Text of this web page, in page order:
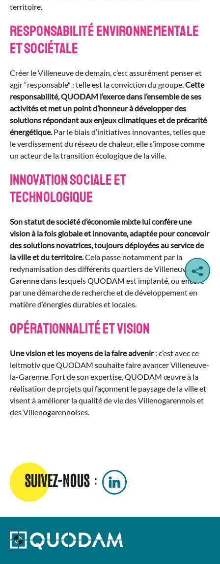
territoire.
Responsabilité environnementale
et sociétale
Créer le Villeneuve de demain, c’est assurément penser et
agir “responsable” : telle est la conviction du groupe.Cette
responsabilité, QUODAM l’exerce dans l’ensemble de ses
activités et met un point d’honneur à développer des
solutions répondant aux enjeux climatiques et de précarité
énergétique.Par le biais d’initiatives innovantes, telles que
le verdissement du réseau de chaleur, elle s’impose comme
un acteur de la transition écologique de la ville.
Innovation sociale et
technologique
Son statut de société d’économie mixte lui confère une
vision à la fois globale et innovante, adaptée pour concevoir
des solutions novatrices, toujours déployées au service de
la ville et du territoire.Cela passe notamment par la
redynamisation des différents quartiers de Villeneuve-la-
Garenne dans lesquels QUODAM est implanté, ou encore
par une démarche de recherche et de développement en
matière d’énergies durables et locales.
Opérationnalité et vision
Une vision et les moyens de la faire advenir: c’est avec ce
leitmotiv que QUODAM souhaite faire avancer Villeneuve-
la-Garenne. Fort de son expertise, QUODAM œuvre à la
réalisation de projets qui façonnent le paysage de la ville et
visent à améliorer la qualité de vie des Villenogarennois et
des Villenogarennoises.
SUIVEZ-NOUS :